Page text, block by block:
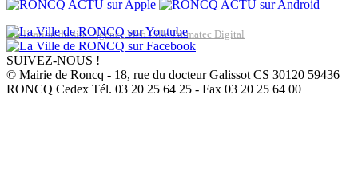
Réalisation du site: Agence Web Lille Promatec Digital
SUIVEZ-NOUS !
© Mairie de Roncq - 18, rue du docteur Galissot CS 30120 59436
RONCQ Cedex Tél. 03 20 25 64 25 - Fax 03 20 25 64 00